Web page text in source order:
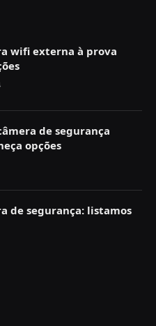
wifi externa à prova
de segurança
opções
de segurança: listamos